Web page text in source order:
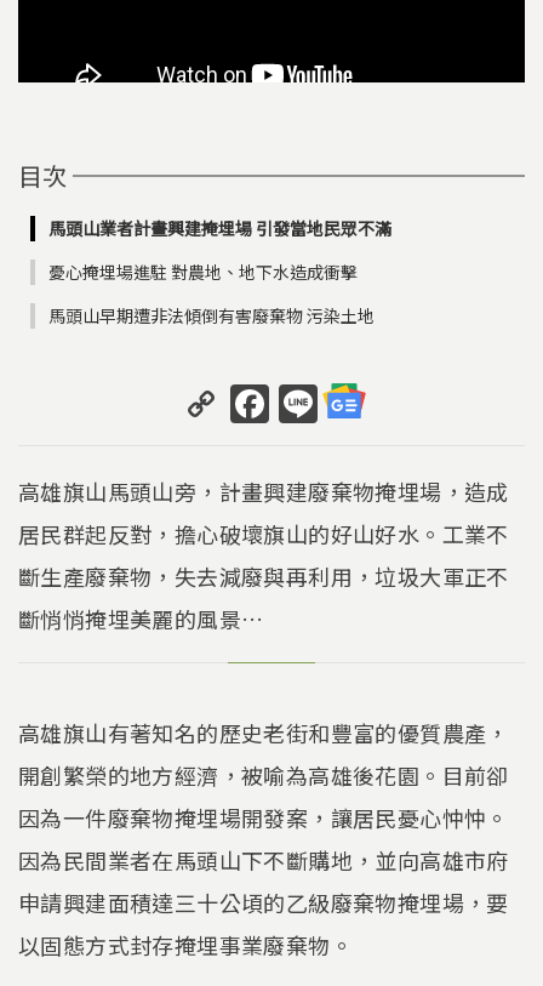
目次
馬頭山業者計畫興建掩埋場 引發當地民眾不滿
憂心掩埋場進駐 對農地、地下水造成衝擊
馬頭山早期遭非法傾倒有害廢棄物 污染土地
C
o
p
y
Li
n
k
F
a
c
e
b
o
k
Li
n
e
高雄旗山馬頭山旁，計畫興建廢棄物掩埋場，造成
居民群起反對，擔心破壞旗山的好山好水。工業不
斷生產廢棄物，失去減廢與再利用，垃圾大軍正不
斷悄悄掩埋美麗的風景…
高雄旗山有著知名的歷史老街和豐富的優質農產，
開創繁榮的地方經濟，被喻為高雄後花園。目前卻
因為一件廢棄物掩埋場開發案，讓居民憂心忡忡。
因為民間業者在馬頭山下不斷購地，並向高雄市府
申請興建面積達三十公頃的乙級廢棄物掩埋場，要
以固態方式封存掩埋事業廢棄物。